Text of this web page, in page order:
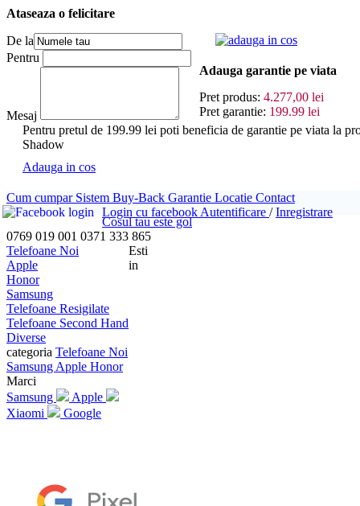
Ataseaza o felicitare
De la
Pentru
Mesaj
adauga in cos
Adauga garantie pe viata
Pentru pretul de 199.99 lei poti beneficia de garantie pe viata
Shadow
Pret produs: 4.277,00 lei
Pret garantie: 199.99 lei
Adauga in cos
Cum cumpar Sistem Buy-Back Garantie Locatie Contact
Login cu facebook Autentificare /Inregistrare
Cosul tau este gol
0769 019 001 0371 333 865
Telefoane Noi
Apple
Honor
Samsung
Telefoane Resigilate
Telefoane Second Hand
Diverse
Esti
in
categoria Telefoane Noi
Samsung Apple Honor
Marci
Samsung
Apple
Xiaomi
Google